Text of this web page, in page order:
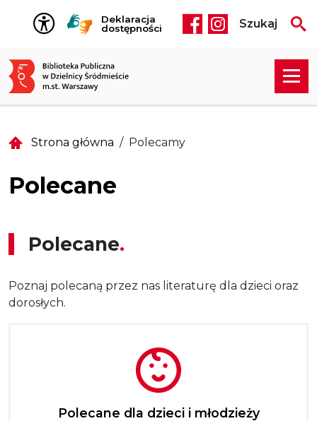
Przejdź do treści
Deklaracja
dostępności
Social media
Szukaj
Strona główna Polecamy
Polecane
Polecane
Poznaj polecaną przez nas literaturę dla dzieci oraz
dorosłych.
Polecane dla dzieci i młodzieży